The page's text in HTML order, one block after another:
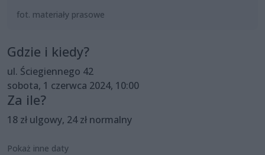
fot. materiały prasowe
Gdzie i kiedy?
ul. Ściegiennego 42
sobota, 1 czerwca 2024, 10:00
Za ile?
18 zł ulgowy, 24 zł normalny
Pokaż inne daty